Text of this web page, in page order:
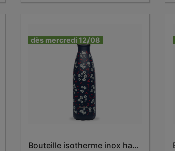
dès mercredi 12/08
Bouteille isotherme inox hanami bleu 500 ml